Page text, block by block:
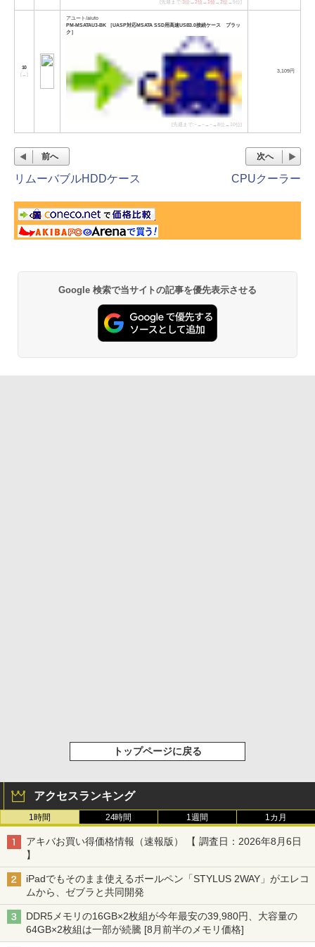
[先週まで:3位 →2位 →1位 →2位 →5位]
10
[
]
アユート/aiuto
PM-MSATAU3-BK ［UASP対応MSATA SSD用高速USB3.0接続ケース ブラッ
ク］
[先週まで:−→−→−→8位→10位]
3,109円
前へ
リムーバブルHDDケース
次へ
CPUクーラー
Google 検索で当サイトの記事を優先表示させる
トップページに戻る
アクセスランキング
1時間 24時間 1週間 1カ月
アキバお買い得価格情報（速報版） 【 調査日：2026年8月6日
】
iPadでもそのまま使えるボールペン「STYLUS 2WAY」がエレコ
ムから、ゼブラと共同開発
DDR5メモリの16GB×2枚組が今年最安の39,980円、大容量の
64GB×2枚組は一部が続騰 [8月前半のメモリ価格]